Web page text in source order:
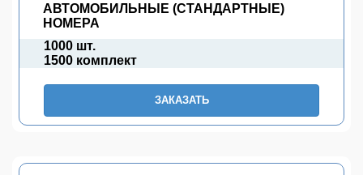
АВТОМОБИЛЬНЫЕ (СТАНДАРТНЫЕ)
НОМЕРА
1000 шт.
1500 комплект
ЗАКАЗАТЬ